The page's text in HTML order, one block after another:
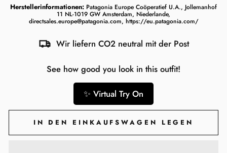
Herstellerinformationen: Patagonia Europe Coöperatief U.A., Jollemanhof
11 NL-1019 GW Amsterdam, Niederlande,
directsales.europe@patagonia.com, https://eu.patagonia.com/
Wir liefern CO2 neutral mit der Post
See how good you look in this outfit!
✨ Virtual Try On
IN DEN EINKAUFSWAGEN LEGEN